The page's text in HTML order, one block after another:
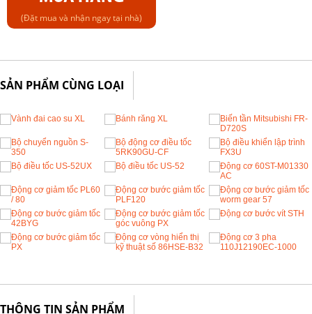
(Đặt mua và nhận ngay tại nhà)
SẢN PHẨM CÙNG LOẠI
THÔNG TIN SẢN PHẨM